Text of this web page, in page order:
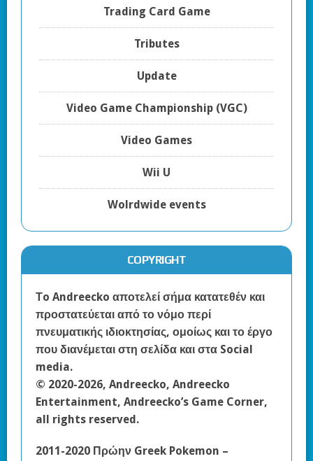
Trading Card Game
Tributes
Update
Video Game Championship (VGC)
Video Games
Wii U
Wolrdwide events
COPYRIGHT
Τo Andreecko αποτελεί σήμα κατατεθέν και
προστατεύεται από το νόμο περί
πνευματικής ιδιοκτησίας, ομοίως και το έργο
που διανέμεται στη σελίδα και στα Social
media.
© 2020-2026, Andreecko, Andreecko
Entertainment, Andreecko’s Game Corner,
all rights reserved.
2011-2020 Πρώην Greek Pokemon –